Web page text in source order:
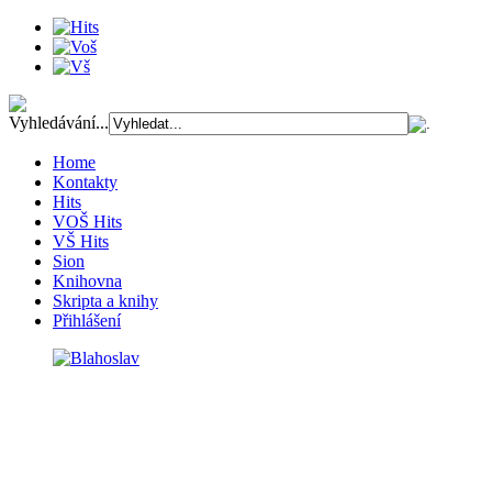
Vyhledávání...
Home
Kontakty
Hits
VOŠ Hits
VŠ Hits
Sion
Knihovna
Skripta a knihy
Přihlášení